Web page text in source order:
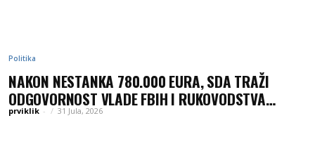
Politika
NAKON NESTANKA 780.000 EURA, SDA TRAŽI
ODGOVORNOST VLADE FBIH I RUKOVODSTVA
IGMANA
prviklik - 31 Jula, 2026